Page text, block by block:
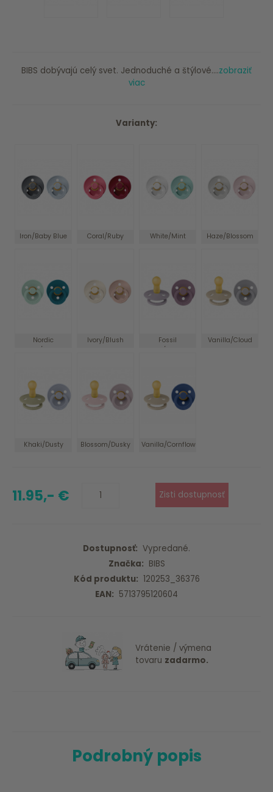
BIBS dobývajú celý svet. Jednoduché a štýlové....zobraziť
viac
Varianty:
Iron/Baby Blue Coral/Ruby White/Mint Haze/Blossom
Nordic
Mint/Forest
Ivory/Blush
Fossil
Grey/Mauve
Vanilla/Cloud
Khaki/Dusty
Blossom/Dusky
Vanilla/Cornflower
11.95,- €
Dostupnosť: Vypredané.
Značka: BIBS
Kód produktu: 120253_36376
EAN: 5713795120604
Vrátenie / výmena
tovaru zadarmo.
Podrobný popis